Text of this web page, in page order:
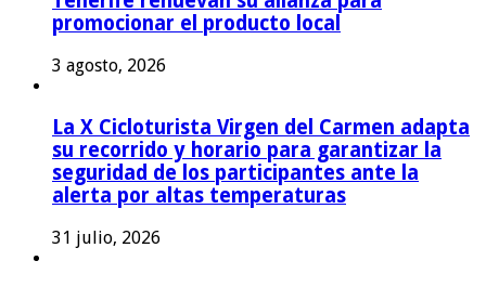
promocionar el producto local
3 agosto, 2026
La X Cicloturista Virgen del Carmen adapta
su recorrido y horario para garantizar la
seguridad de los participantes ante la
alerta por altas temperaturas
31 julio, 2026